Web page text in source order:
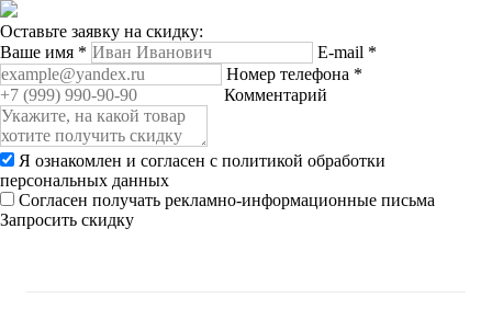
Оставьте заявку на скидку:
Ваше имя * E-mail *
Номер телефона *
Комментарий
Я ознакомлен и согласен с политикой обработки
персональных данных
Согласен получать рекламно-информационные письма
Запросить скидку